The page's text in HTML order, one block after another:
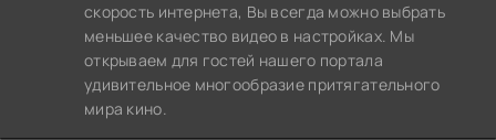
скорость интернета, Вы всегда можно выбрать
меньшее качество видео в настройках. Мы
открываем для гостей нашего портала
удивительное многообразие притягательного
мира кино.